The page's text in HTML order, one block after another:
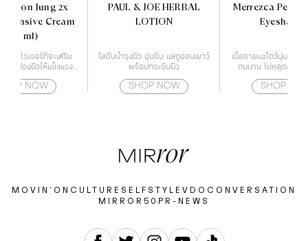
Soon Jung 2x
Cream
(60 ml)
จอร์ไรเซอร์ที่จะเสริม
ะปกป้องผิวให้แข็งแรง
NOW
PAUL & JOE HERBAL
LOTION
โลชั่นบำรุงผิว ชุ่มชื่น แลดูอ่อนเยาว์
พร้อมกระชับผิว
SHOP NOW
Merrezca Pearl
เนื้ออายแชโดว์นุ่มละเอี
ทนนาน ไม่หลุดลอกร
SHOP
MOVIN’ON CULTURE SELF STYLE VDO CONVERSATION
MIRROR50 PR-NEWS